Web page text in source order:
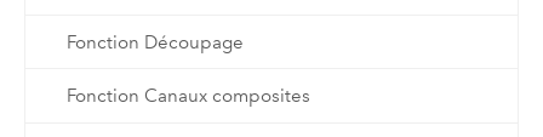
Fonction Découpage
Fonction Canaux composites